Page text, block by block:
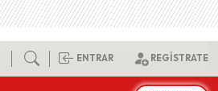
ENTRAR REGÍSTRATE